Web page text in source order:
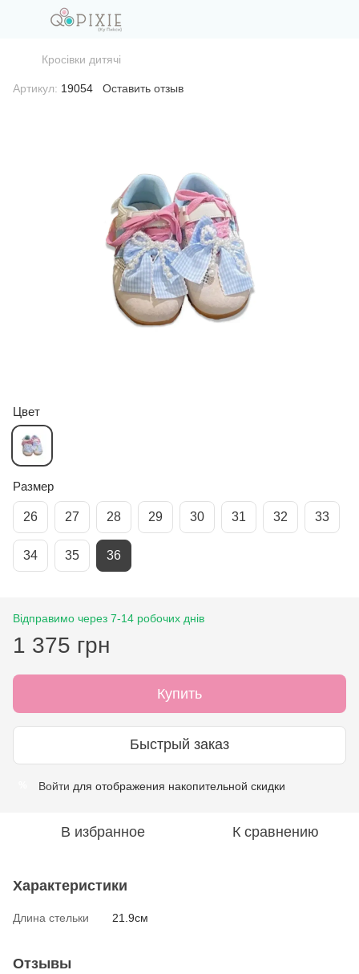
Кросівки дитячі
Артикул: 19054 Оставить отзыв
Цвет
Размер
26 27 28 29 30 31 32 33
34 35 36
Відправимо через 7-14 робочих днів
1 375 грн
Купить
Быстрый заказ
Войти для отображения накопительной скидки
В избранное К сравнению
Характеристики
Длина стельки 21.9см
Отзывы